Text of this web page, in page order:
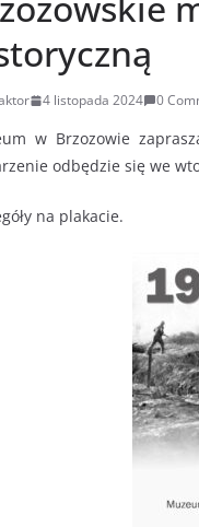
4 listopada 2024 0
w Brzozowie
odbędzie się we
na plakacie.